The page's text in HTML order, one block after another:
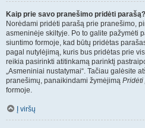
Kaip prie savo pranešimo pridėti parašą?
Norėdami pridėti parašą prie pranešimo,
asmeninėje skiltyje. Po to galite pažymėti
siuntimo formoje, kad būtų pridėtas
pagal nutylėjimą, kuris bus pridėtas prie
reikia pasirinkti atitinkamą parinktį
„Asmeniniai nustatymai“. Tačiau galėsite
pranešimų, panaikindami žymėjimą Pridėti
formoje.
Į viršų